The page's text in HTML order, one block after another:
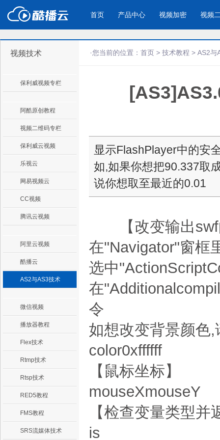
首页 产品中心
产品与新功能
防下载/防盗录/防录屏/防篡改
酷播云 | 企
免费稳定无
视频加密 视频
应用场景
企业宣传 产品宣传
通过视频来展示
个人网站
为个人网站、博客论坛，添加视频
工作汇报
工作场景的工作
年会节目
视频技术
保利威视频专栏
阿酷原创教程
视频二维码专栏
保利威云视频
乐视云
网易视频云
CC视频
腾讯云视频
阿里云视频
酷播云
AS2与AS3技术
微信视频
播放器教程
Flex技术
Rtmp技术
Rtsp技术
RED5教程
FMS教程
SRS流媒体技术
·您当前的位置： 首页 > 技术教程 > AS2与
显示FlashPlayer中的安
如,如果你想把90.337取
说你想取至最近的0.01
【改变输出swf
在"Navigator"窗框
选中
在
令
如想改变背景颜色
color0xffffff
【鼠标坐标】
mouseXmouseY
【检查变量类型并
is